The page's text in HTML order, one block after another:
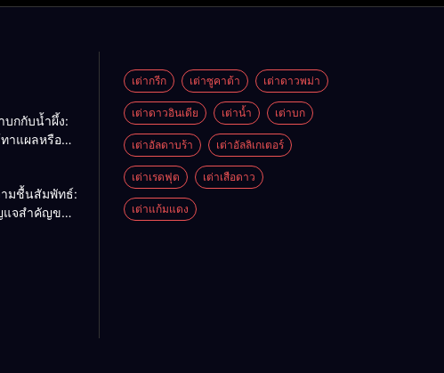
บกกับน้ำผึ้ง:
าแผลหรือ
มชื้นสัมพัทธ์:
จสำคัญของ
เต่ากรีก เต่าซูคาต้า เต่าดาวพม่า
เต่าดาวอินเดีย เต่าน้ำ เต่าบก
เต่าอัลดาบร้า เต่าอัลลิเกเตอร์
เต่าเรดฟุต เต่าเสือดาว
เต่าแก้มแดง